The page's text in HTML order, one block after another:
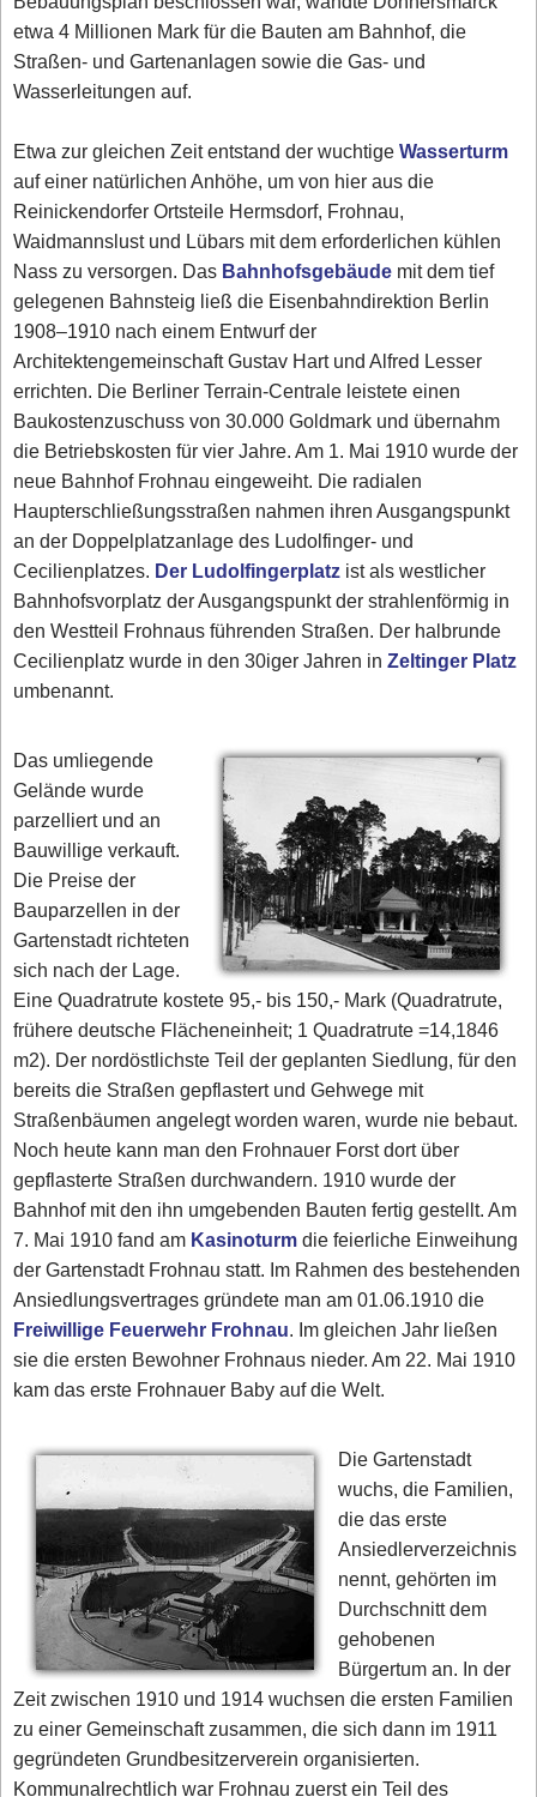
etwa 4 Millionen Mark für die Bauten am Bahnhof, die
Straßen- und Gartenanlagen sowie die Gas- und
Wasserleitungen auf.
Etwa zur gleichen Zeit entstand der wuchtigeWasserturm
auf einer natürlichen Anhöhe, um von hier aus die
Reinickendorfer Ortsteile Hermsdorf, Frohnau,
Waidmannslust und Lübars mit dem erforderlichen kühlen
Nass zu versorgen. Das Bahnhofsgebäude mit dem tief
gelegenen Bahnsteig ließ die Eisenbahndirektion Berlin
1908–1910 nach einem Entwurf der
Architektengemeinschaft Gustav Hart und Alfred Lesser
errichten. Die Berliner Terrain-Centrale leistete einen
Baukostenzuschuss von 30.000 Goldmark und übernahm
die Betriebskosten für vier Jahre. Am 1. Mai 1910 wurde der
neue Bahnhof Frohnau eingeweiht. Die radialen
Haupterschließungsstraßen nahmen ihren Ausgangspunkt
an der Doppelplatzanlage des Ludolfinger- und
Cecilienplatzes. Der Ludolfingerplatz ist als westlicher
Bahnhofsvorplatz der Ausgangspunkt der strahlenförmig in
den Westteil Frohnaus führenden Straßen. Der halbrunde
Cecilienplatz wurde in den 30iger Jahren inZeltinger Platz
umbenannt.
Das umliegende
Gelände wurde
parzelliert und an
Bauwillige verkauft.
Die Preise der
Bauparzellen in der
Gartenstadt richteten
sich nach der Lage.
Eine Quadratrute kostete 95,- bis 150,- Mark (Quadratrute,
frühere deutsche Flächeneinheit; 1 Quadratrute =14,1846
m2). Der nordöstlichste Teil der geplanten Siedlung, für den
bereits die Straßen gepflastert und Gehwege mit
Straßenbäumen angelegt worden waren, wurde nie bebaut.
Noch heute kann man den Frohnauer Forst dort über
gepflasterte Straßen durchwandern. 1910 wurde der
Bahnhof mit den ihn umgebenden Bauten fertig gestellt. Am
7. Mai 1910 fand am Kasinoturmdie feierliche Einweihung
der Gartenstadt Frohnau statt. Im Rahmen des bestehenden
Ansiedlungsvertrages gründete man am 01.06.1910 die
Freiwillige Feuerwehr Frohnau. Im gleichen Jahr ließen
sie die ersten Bewohner Frohnaus nieder. Am 22. Mai 1910
kam das erste Frohnauer Baby auf die Welt.
Die Gartenstadt
wuchs, die Familien,
die das erste
Ansiedlerverzeichnis
nennt, gehörten im
Durchschnitt dem
gehobenen
Bürgertum an. In der
Zeit zwischen 1910 und 1914 wuchsen die ersten Familien
zu einer Gemeinschaft zusammen, die sich dann im 1911
gegründeten Grundbesitzerverein organisierten.
Kommunalrechtlich war Frohnau zuerst ein Teil des